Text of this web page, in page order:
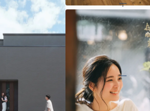
ント